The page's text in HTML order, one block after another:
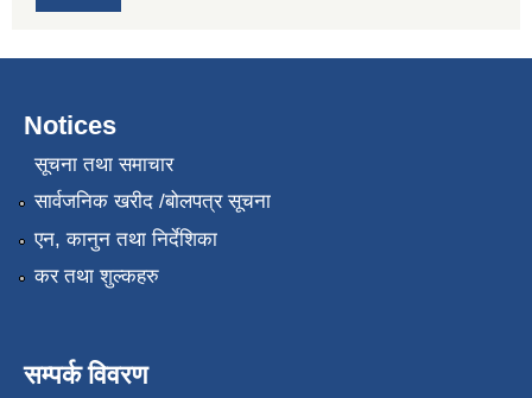
Notices
सूचना तथा समाचार
सार्वजनिक खरीद /बोलपत्र सूचना
एन, कानुन तथा निर्देशिका
कर तथा शुल्कहरु
सम्पर्क विवरण